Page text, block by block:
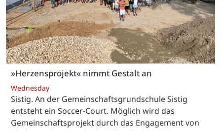
»Herzensprojekt« nimmt Gestalt an
Wednesday
Sistig. An der Gemeinschaftsgrundschule Sistig
entsteht ein Soccer-Court. Möglich wird das
Gemeinschaftsprojekt durch das Engagement von